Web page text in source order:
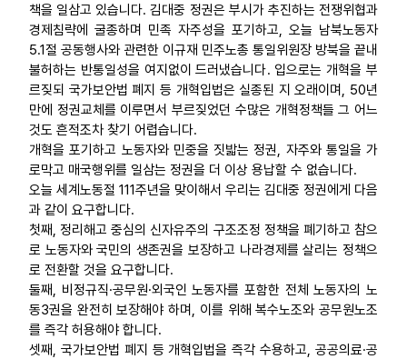
책을 일삼고 있습니다. 김대중 정권은 부시가 추진하는 전쟁위협과
경제침략에 굴종하며 민족 자주성을 포기하고, 오늘 남북노동자
5.1절 공동행사와 관련한 이규재 민주노총 통일위원장 방북을 끝내
불허하는 반통일성을 여지없이 드러냈습니다. 입으로는 개혁을 부
르짖되 국가보안법 폐지 등 개혁입법은 실종된 지 오래이며, 50년
만에 정권교체를 이루면서 부르짖었던 수많은 개혁정책들 그 어느
것도 흔적조차 찾기 어렵습니다.
개혁을 포기하고 노동자와 민중을 짓밟는 정권, 자주와 통일을 가
로막고 매국행위를 일삼는 정권을 더 이상 용납할 수 없습니다.
오늘 세계노동절 111주년을 맞이해서 우리는 김대중 정권에게 다음
과 같이 요구합니다.
첫째, 정리해고 중심의 신자유주의 구조조정 정책을 폐기하고 참으
로 노동자와 국민의 생존권을 보장하고 나라경제를 살리는 정책으
로 전환할 것을 요구합니다.
둘째, 비정규직·공무원·외국인 노동자를 포함한 전체 노동자의 노
동3권을 완전히 보장해야 하며, 이를 위해 복수노조와 공무원노조
를 즉각 허용해야 합니다.
셋째, 국가보안법 폐지 등 개혁입법을 즉각 수용하고, 공공의료·공